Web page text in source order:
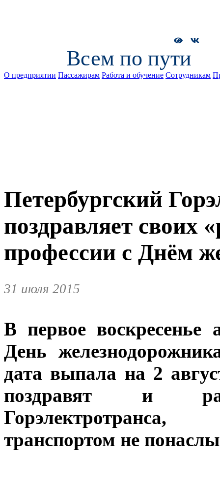
Всем по пути
О предприятии Пассажирам Работа и обучение Сотрудникам
Петербургский
поздравляет своих
профессии с Днём
31 июля 2015
В первое воскресенье
День
дата выпала на 2
поздравят и
транспортом не